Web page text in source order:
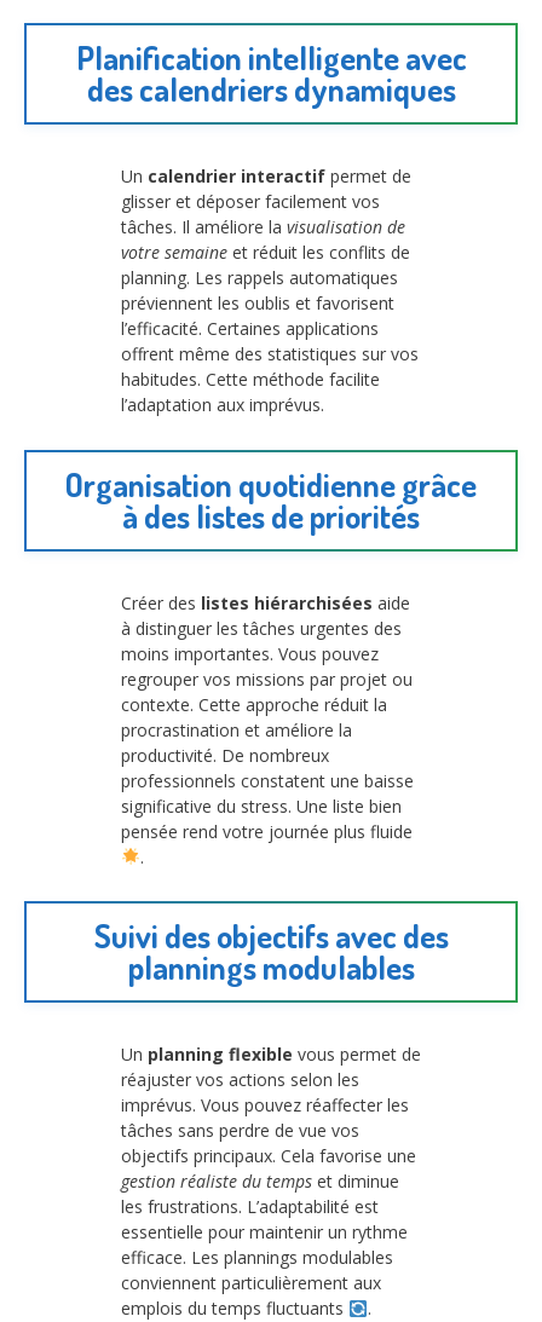
Planification intelligente avec
des calendriers dynamiques
Un calendrier interactif permet de
glisser et déposer facilement vos
tâches. Il améliore la visualisation de
votre semaine et réduit les conflits de
planning. Les rappels automatiques
préviennent les oublis et favorisent
l’efficacité. Certaines applications
offrent même des statistiques sur vos
habitudes. Cette méthode facilite
l’adaptation aux imprévus.
Organisation quotidienne grâce
à des listes de priorités
Créer des listes hiérarchisées aide
à distinguer les tâches urgentes des
moins importantes. Vous pouvez
regrouper vos missions par projet ou
contexte. Cette approche réduit la
procrastination et améliore la
productivité. De nombreux
professionnels constatent une baisse
significative du stress. Une liste bien
pensée rend votre journée plus fluide
.
Suivi des objectifs avec des
plannings modulables
Un planning flexible vous permet de
réajuster vos actions selon les
imprévus. Vous pouvez réaffecter les
tâches sans perdre de vue vos
objectifs principaux. Cela favorise une
gestion réaliste du temps et diminue
les frustrations. L’adaptabilité est
essentielle pour maintenir un rythme
efficace. Les plannings modulables
conviennent particulièrement aux
emplois du temps fluctuants
.